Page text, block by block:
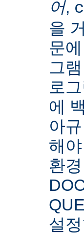
어,
을
문
그
로
에
아
해
환
설